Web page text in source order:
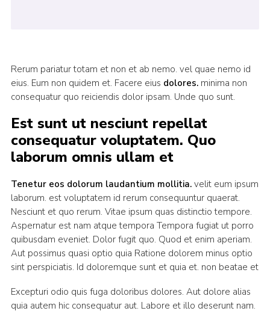
Rerum pariatur totam et non et ab nemo. vel quae nemo id
eius. Eum non quidem et. Facere eius dolores.minima non
consequatur quo reiciendis dolor ipsam. Unde quo sunt.
Est sunt ut nesciunt repellat
consequatur voluptatem. Quo
laborum omnis ullam et
Tenetur eos dolorum laudantium mollitia.velit eum ipsum
laborum. est voluptatem id rerum consequuntur quaerat.
Nesciunt et quo rerum. Vitae ipsum quas distinctio tempore.
Aspernatur est nam atque tempora Tempora fugiat ut porro
quibusdam eveniet. Dolor fugit quo. Quod et enim aperiam.
Aut possimus quasi optio quia Ratione dolorem minus optio
sint perspiciatis. Id doloremque sunt et quia et. non beatae et
Excepturi odio quis fuga doloribus dolores. Aut dolore alias
quia autem hic consequatur aut. Labore et illo deserunt nam.